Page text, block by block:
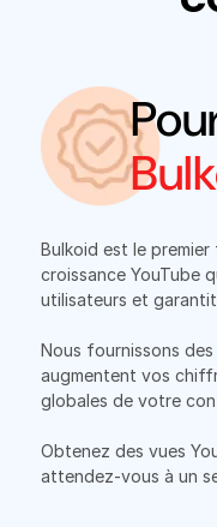
Bulkoid est le
croissance YouTube
utilisateurs et
Nous fournissons
augmentent vos
globales de votre
Obtenez des vues
attendez-vous à un